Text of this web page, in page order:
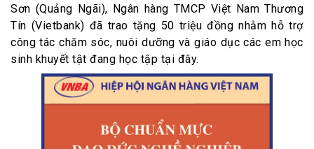
Sơn (Quảng Ngãi), Ngân hàng TMCP Việt Nam Thương
Tín (Vietbank) đã trao tặng 50 triệu đồng nhằm hỗ trợ
công tác chăm sóc, nuôi dưỡng và giáo dục các em học
sinh khuyết tật đang học tập tại đây.